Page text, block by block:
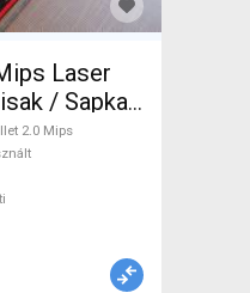
Laser
/ Sapka
2.0 Mips